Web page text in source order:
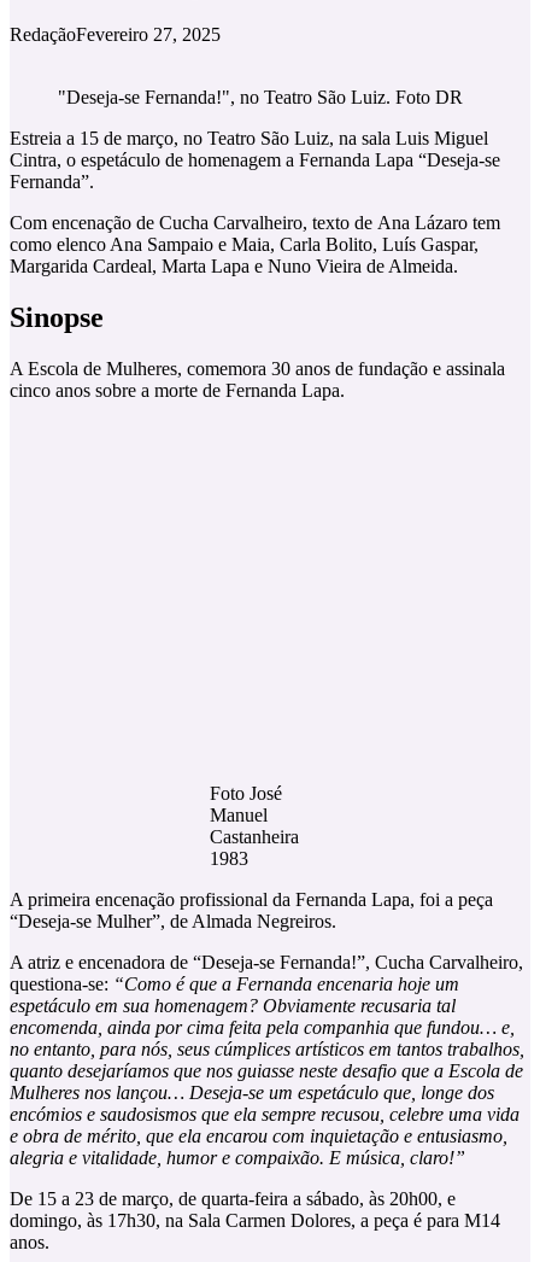
RedaçãoFevereiro 27, 2025
"Deseja-se Fernanda!", no Teatro São Luiz. Foto DR
Estreia a 15 de março, no Teatro São Luiz, na sala Luis Miguel
Cintra, o espetáculo de homenagem a Fernanda Lapa “Deseja-se
Fernanda”.
Com encenação de Cucha Carvalheiro, texto de Ana Lázaro tem
como elenco Ana Sampaio e Maia, Carla Bolito, Luís Gaspar,
Margarida Cardeal, Marta Lapa e Nuno Vieira de Almeida.
Sinopse
A Escola de Mulheres, comemora 30 anos de fundação e assinala
cinco anos sobre a morte de Fernanda Lapa.
Foto José
Manuel
Castanheira
1983
A primeira encenação profissional da Fernanda Lapa, foi a peça
“Deseja-se Mulher”, de Almada Negreiros.
A atriz e encenadora de “Deseja-se Fernanda!”, Cucha Carvalheiro,
questiona-se: “Como é que a Fernanda encenaria hoje um
espetáculo em sua homenagem? Obviamente recusaria tal
encomenda, ainda por cima feita pela companhia que fundou… e,
no entanto, para nós, seus cúmplices artísticos em tantos trabalhos,
quanto desejaríamos que nos guiasse neste desafio que a Escola de
Mulheres nos lançou… Deseja-se um espetáculo que, longe dos
encómios e saudosismos que ela sempre recusou, celebre uma vida
e obra de mérito, que ela encarou com inquietação e entusiasmo,
alegria e vitalidade, humor e compaixão. E música, claro!”
De 15 a 23 de março, de quarta-feira a sábado, às 20h00, e
domingo, às 17h30, na Sala Carmen Dolores, a peça é para M14
anos.